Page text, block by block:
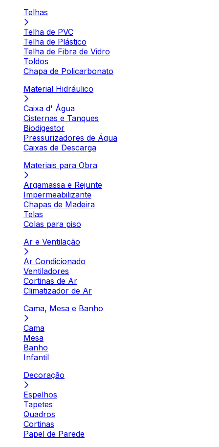
Telhas
Telha de PVC
Telha de Plástico
Telha de Fibra de Vidro
Toldos
Chapa de Policarbonato
Material Hidráulico
Caixa d' Água
Cisternas e Tanques
Biodigestor
Pressurizadores de Água
Caixas de Descarga
Materiais para Obra
Argamassa e Rejunte
Impermeabilizante
Chapas de Madeira
Telas
Colas para piso
Ar e Ventilação
Ar Condicionado
Ventiladores
Cortinas de Ar
Climatizador de Ar
Cama, Mesa e Banho
Cama
Mesa
Banho
Infantil
Decoração
Espelhos
Tapetes
Quadros
Cortinas
Papel de Parede